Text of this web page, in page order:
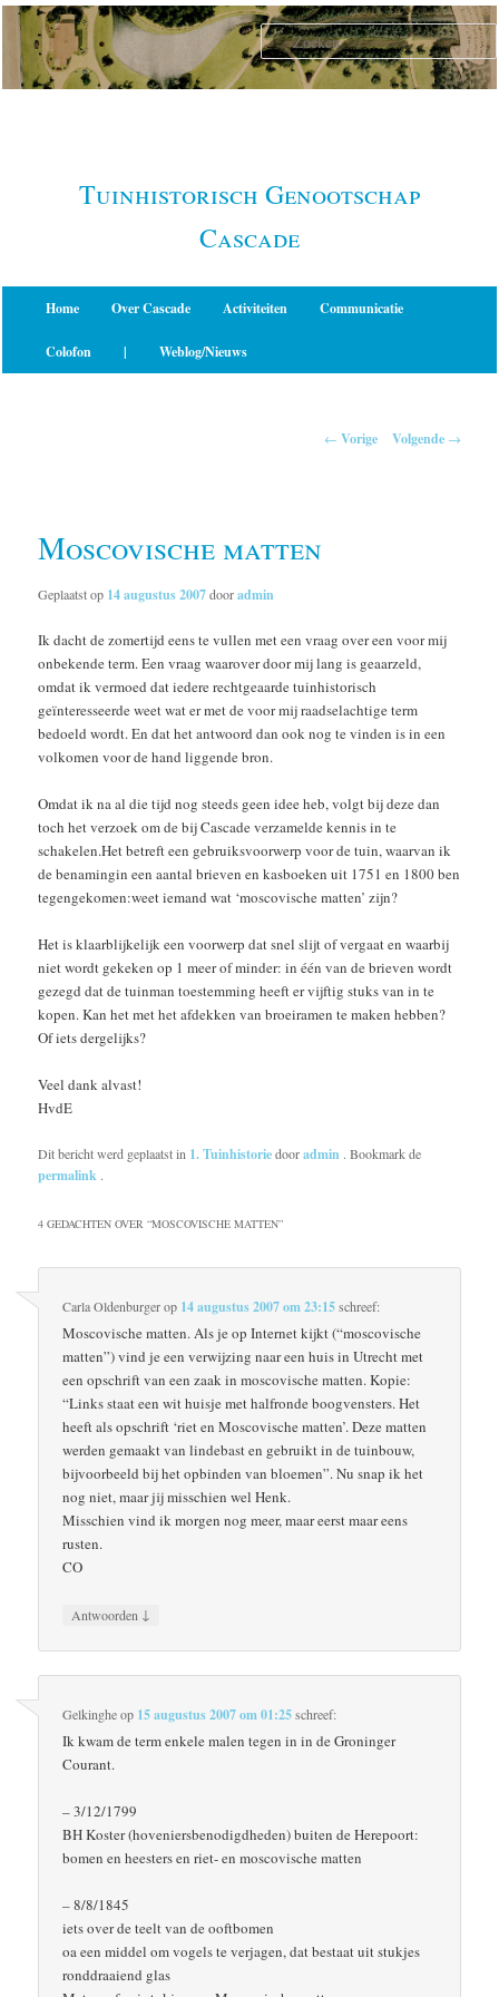
Spring
naar
primaire
Tuinhistorisch Genootschap
Cascade
Home Over Cascade Activiteiten Communicatie
Colofon | Weblog/Nieuws
← Vorige Volgende →
Moscovische matten
Geplaatst op 14 augustus 2007dooradmin
Ik dacht de zomertijd eens te vullen met een vraag over een voor mij
onbekende term. Een vraag waarover door mij lang is geaarzeld,
omdat ik vermoed dat iedere rechtgeaarde tuinhistorisch
geïnteresseerde weet wat er met de voor mij raadselachtige term
bedoeld wordt. En dat het antwoord dan ook nog te vinden is in een
volkomen voor de hand liggende bron.
Omdat ik na al die tijd nog steeds geen idee heb, volgt bij deze dan
toch het verzoek om de bij Cascade verzamelde kennis in te
schakelen.Het betreft een gebruiksvoorwerp voor de tuin, waarvan ik
de benamingin een aantal brieven en kasboeken uit 1751 en 1800 ben
tegengekomen:weet iemand wat ‘moscovische matten’ zijn?
Het is klaarblijkelijk een voorwerp dat snel slijt of vergaat en waarbij
niet wordt gekeken op 1 meer of minder: in één van de brieven wordt
gezegd dat de tuinman toestemming heeft er vijftig stuks van in te
kopen. Kan het met het afdekken van broeiramen te maken hebben?
Of iets dergelijks?
Veel dank alvast!
HvdE
Dit bericht werd geplaatst in 1. Tuinhistoriedooradmin . Bookmark de
permalink .
4 GEDACHTEN OVER “MOSCOVISCHE MATTEN”
Carla Oldenburgerop 14 augustus 2007 om 23:15schreef:
Moscovische matten. Als je op Internet kijkt (“moscovische
matten”) vind je een verwijzing naar een huis in Utrecht met
een opschrift van een zaak in moscovische matten. Kopie:
“Links staat een wit huisje met halfronde boogvensters. Het
heeft als opschrift ‘riet en Moscovische matten’. Deze matten
werden gemaakt van lindebast en gebruikt in de tuinbouw,
bijvoorbeeld bij het opbinden van bloemen”. Nu snap ik het
nog niet, maar jij misschien wel Henk.
Misschien vind ik morgen nog meer, maar eerst maar eens
rusten.
CO
Antwoorden ↓
Gelkingheop 15 augustus 2007 om 01:25schreef:
Ik kwam de term enkele malen tegen in in de Groninger
Courant.
– 3/12/1799
BH Koster (hoveniersbenodigdheden) buiten de Herepoort:
bomen en heesters en riet- en moscovische matten
– 8/8/1845
iets over de teelt van de ooftbomen
oa een middel om vogels te verjagen, dat bestaat uit stukjes
ronddraaiend glas